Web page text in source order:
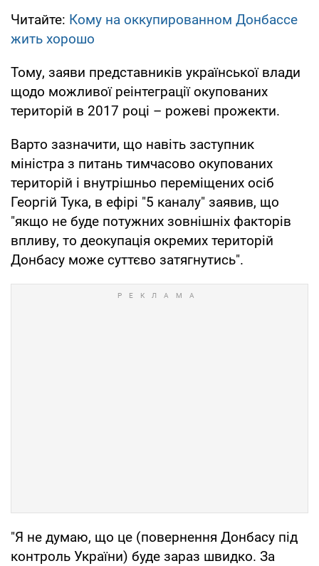
Читайте: Кому на оккупированном Донбассе
жить хорошо
Тому, заяви представників української влади
щодо можливої реінтеграції окупованих
територій в 2017 році – рожеві прожекти.
Варто зазначити, що навіть заступник
міністра з питань тимчасово окупованих
територій і внутрішньо переміщених осіб
Георгій Тука, в ефірі "5 каналу" заявив, що
"якщо не буде потужних зовнішніх факторів
впливу, то деокупація окремих територій
Донбасу може суттєво затягнутись".
"Я не думаю, що це (повернення Донбасу під
контроль України) буде зараз швидко. За